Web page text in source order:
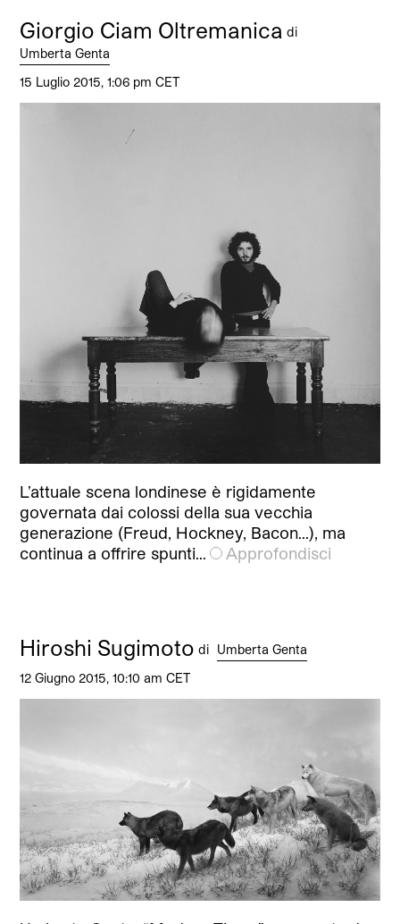
Giorgio Ciam Oltremanica di
Umberta Genta
15 Luglio 2015, 1:06 pm CET
L’attuale scena londinese è rigidamente
governata dai colossi della sua vecchia
generazione (Freud, Hockney, Bacon…), ma
continua a offrire spunti…
Approfondisci
Hiroshi Sugimoto di Umberta Genta
12 Giugno 2015, 10:10 am CET